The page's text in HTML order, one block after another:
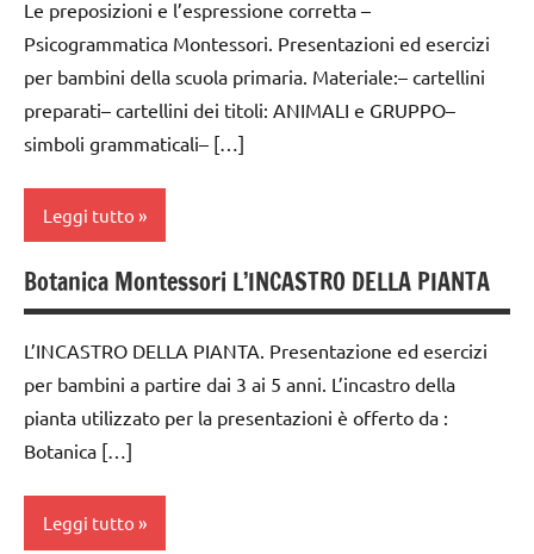
Montessori
scienze:
animali
TUTTI GLI
ARGOMENTI
PER ETA'
TUTTI GLI
GUIDA
DIDATTICA
MONTESSORI
LINGUAGGIO
materiale
didattico
nomenclature
Montessori
psicogrammatica
Montessori
TUTTI GLI
ARGOMENTI
PER ETA'
TUTTI GLI
2a
classe
3a
costruire i
Montessori
dai
6
6
anni
DOWNLOAD
GEOGRAFIA
Le preposizioni e l’espressione corretta –
Psicogrammatica Montessori. Presentazioni ed esercizi
per bambini della scuola primaria. Materiale:– cartellini
preparati– cartellini dei titoli: ANIMALI e GRUPPO–
simboli grammaticali– […]
Leggi tutto
analisi
grammaticale
Montessori
classe
1a
classe
2a
classe
Botanica Montessori L’INCASTRO DELLA PIANTA
L’INCASTRO DELLA PIANTA. Presentazione ed esercizi
per bambini a partire dai 3 ai 5 anni. L’incastro della
pianta utilizzato per la presentazioni è offerto da :
Botanica […]
Leggi tutto